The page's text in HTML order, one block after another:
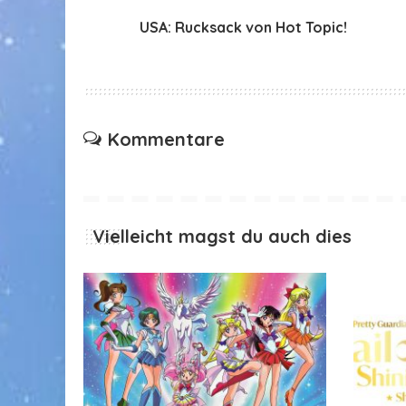
USA: Rucksack von Hot Topic!
Kommentare
Vielleicht magst du auch dies